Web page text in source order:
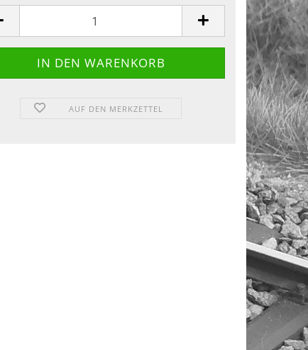
AUF DEN MERKZETTEL